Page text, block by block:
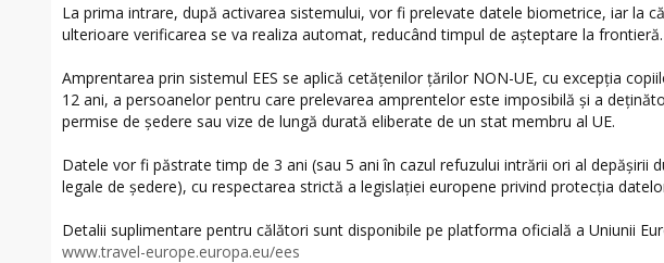
La prima intrare, după activarea sistemului, vor fi prelevate datele biometrice, iar la
ulterioare verificarea se va realiza automat, reducând timpul de așteptare la frontieră.
Amprentarea prin sistemul EES se aplică cetățenilor țărilor NON-UE, cu excepția
12 ani, a persoanelor pentru care prelevarea amprentelor este imposibilă și a
permise de ședere sau vize de lungă durată eliberate de un stat membru al UE.
Datele vor fi păstrate timp de 3 ani (sau 5 ani în cazul refuzului intrării ori al depășirii
legale de ședere), cu respectarea strictă a legislației europene privind protecția
Detalii suplimentare pentru călători sunt disponibile pe platforma oficială a Uniunii
www.travel-europe.europa.eu/ees